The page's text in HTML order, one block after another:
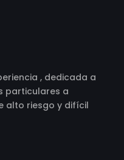
, dedicada a
particulares a
alto riesgo y difícil